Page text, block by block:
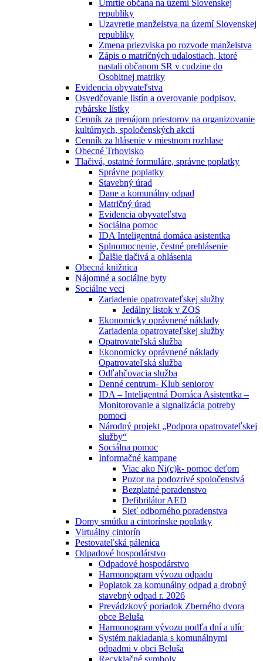
Úmrtie občana na území Slovenskej
republiky
Uzavretie manželstva na území Slovenskej
republiky
Zmena priezviska po rozvode manželstva
Zápis o matričných udalostiach, ktoré
nastali občanom SR v cudzine do
Osobitnej matriky
Evidencia obyvateľstva
Osvedčovanie listín a overovanie podpisov,
rybárske lístky
Cenník za prenájom priestorov na organizovanie
kultúrnych, spoločenských akcií
Cenník za hlásenie v miestnom rozhlase
Obecné Trhovisko
Tlačivá, ostatné formuláre, správne poplatky
Správne poplatky
Stavebný úrad
Dane a komunálny odpad
Matričný úrad
Evidencia obyvateľstva
Sociálna pomoc
IDA Inteligentná domáca asistentka
Splnomocnenie, čestné prehlásenie
Ďalšie tlačivá a ohlásenia
Obecná knižnica
Nájomné a sociálne byty
Sociálne veci
Zariadenie opatrovateľskej služby
Jedálny lístok v ZOS
Ekonomicky oprávnené náklady
Zariadenia opatrovateľskej služby
Opatrovateľská služba
Ekonomicky oprávnené náklady
Opatrovateľská služba
Odľahčovacia služba
Denné centrum- Klub seniorov
IDA – Inteligentná Domáca Asistentka –
Monitorovanie a signalizácia potreby
pomoci
Národný projekt „Podpora opatrovateľskej
služby“
Sociálna pomoc
Informačné kampane
Viac ako Ni(c)k- pomoc deťom
Pozor na podozrivé spoločenstvá
Bezplatné poradenstvo
Defibrilátor AED
Sieť odborného poradenstva
Domy smútku a cintorínske poplatky
Virtuálny cintorín
Pestovateľská pálenica
Odpadové hospodárstvo
Odpadové hospodárstvo
Harmonogram vývozu odpadu
Poplatok za komunálny odpad a drobný
stavebný odpad r. 2026
Prevádzkový poriadok Zberného dvora
obce Beluša
Harmonogram vývozu podľa dní a ulíc
Systém nakladania s komunálnymi
odpadmi v obci Beluša
Recyklačné symboly